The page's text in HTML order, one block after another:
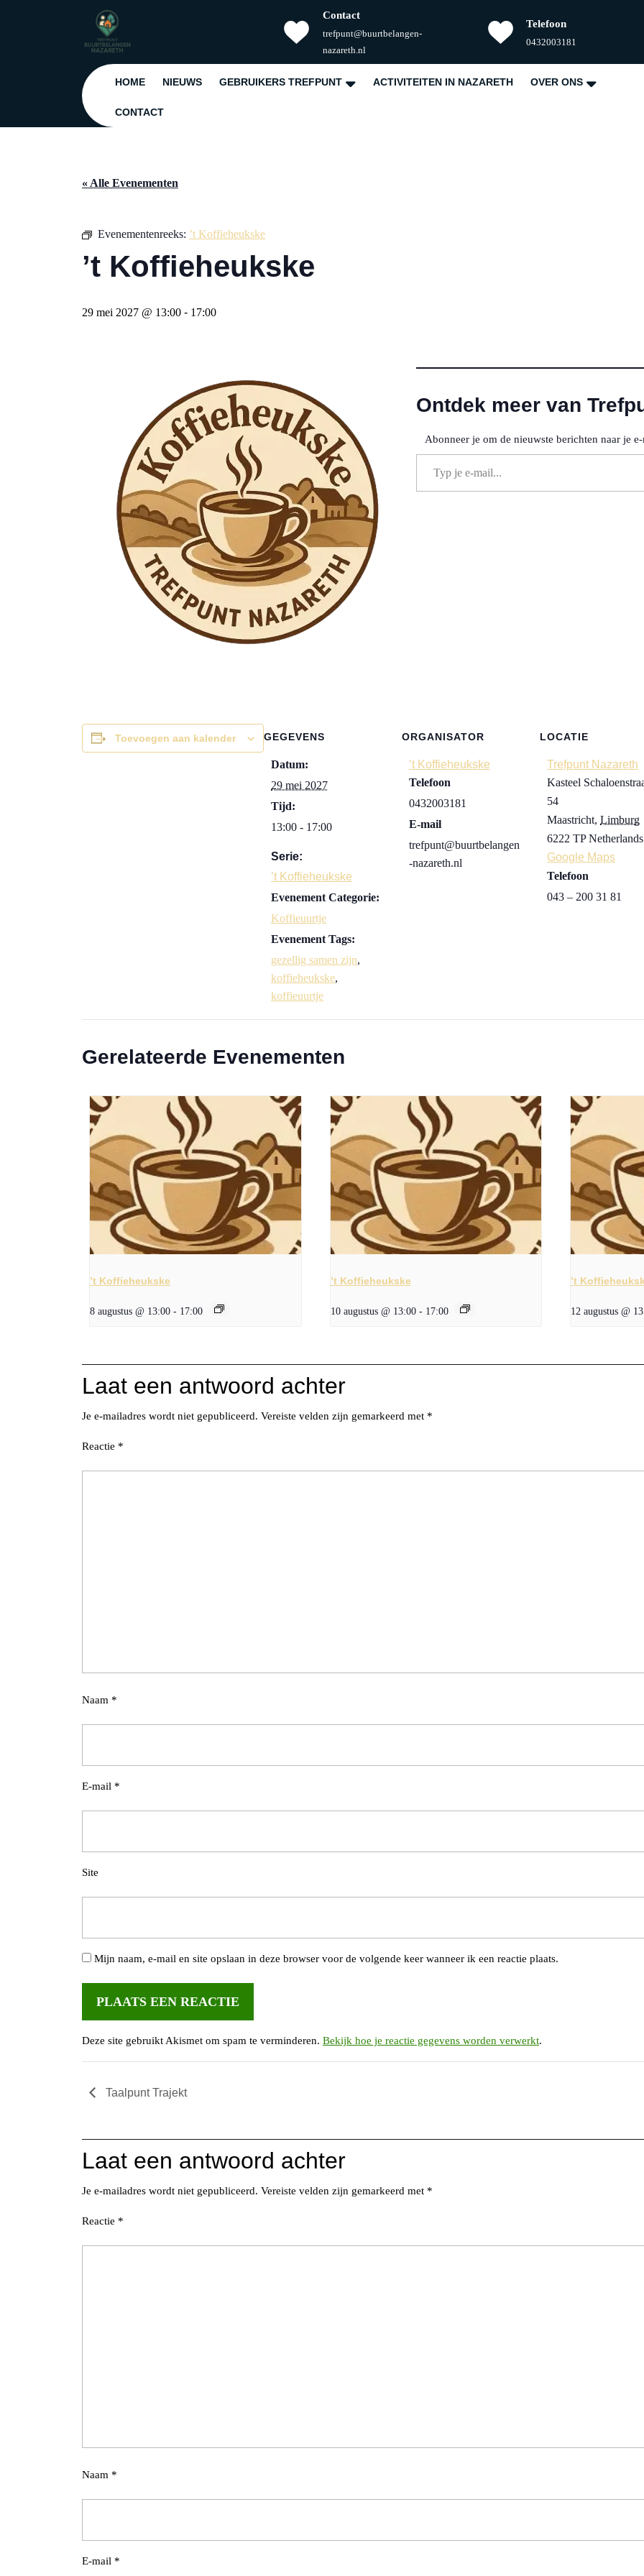
Contact
trefpunt@buurtbelangen-
nazareth.nlE-
mail
Telefoon
0432003181
HOME NIEUWS GEBRUIKERS TREFPUNT ACTIVITEITEN IN NAZARETH OVER ONS
CONTACT
« Alle Evenementen
Evenementenreeks: ’t Koffieheukske
’t Koffieheukske
29 mei 2027 @ 13:00 - 17:00
Ontdek meer van
Abonneer je om de nieuwste berichten naar je
Typ je e-mail...
Toevoegen aan kalender GEGEVENS
Datum:
29 mei 2027
Tijd:
13:00 - 17:00
Serie:
’t Koffieheukske
Evenement Categorie:
Koffieuurtje
Evenement Tags:
gezellig samen zijn,
koffieheukske,
koffieuurtje
ORGANISATOR
’t Koffieheukske
Telefoon
0432003181
E-mail
trefpunt@buurtbelangen
-nazareth.nl
LOCATIE
Trefpunt Nazareth
Kasteel
54
Maastricht, Limburg
6222 TP Netherlands
Google Maps
Telefoon
043 – 200 31 81
Gerelateerde Evenementen
’t Koffieheukske
8 augustus @ 13:00 - 17:00
’t Koffieheukske
10 augustus @ 13:00 - 17:00
’t
12 augustus @
Laat een antwoord achter
Je e-mailadres wordt niet gepubliceerd. Vereiste velden zijn gemarkeerd met *
Reactie *
Naam *
E-mail *
Site
Mijn naam, e-mail en site opslaan in deze browser voor de volgende keer wanneer ik een reactie plaats.
Deze site gebruikt Akismet om spam te verminderen. Bekijk hoe je reactie gegevens worden verwerkt.
Taalpunt Trajekt
Laat een antwoord achter
Je e-mailadres wordt niet gepubliceerd. Vereiste velden zijn gemarkeerd met *
Reactie *
Naam *
E-mail *